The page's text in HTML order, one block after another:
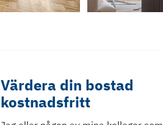
Värdera din bostad
kostnadsfritt